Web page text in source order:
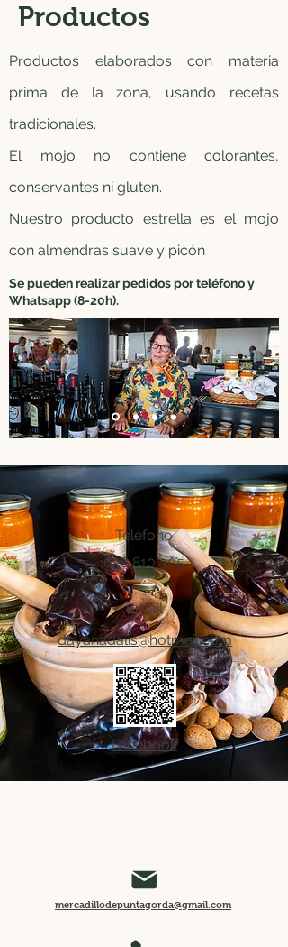
Productos
Productos elaborados con materia
prima de la zona, usando recetas
tradicionales.
El mojo no contiene colorantes,
conservantes ni gluten.
Nuestro producto estrella es el mojo
con almendras suave y picón
Se pueden realizar pedidos por teléfono y
Whatsapp (8-20h).
Teléfono
638 810 305
Email
dayanadalis@hotmail.com
Facebook
mercadillodepuntagorda@gmail.com